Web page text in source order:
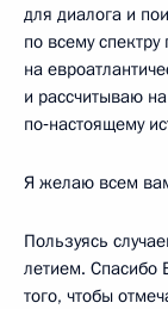
для диалога и
по всему
на
и рассчитываю
по‑настоящему
Я желаю всем
Пользуясь
летием. Спасибо
того, чтобы